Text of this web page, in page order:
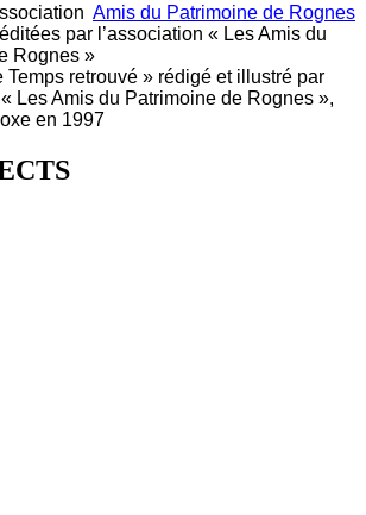
Amis du Patrimoine de Rognes
par l’association « Les Amis du
Rognes »
Temps retrouvé » rédigé et illustré par
« Les Amis du Patrimoine de Rognes »,
en 1997